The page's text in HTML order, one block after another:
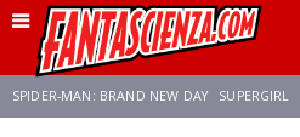
SPIDER-MAN: BRAND NEW DAY SUPERGIRL